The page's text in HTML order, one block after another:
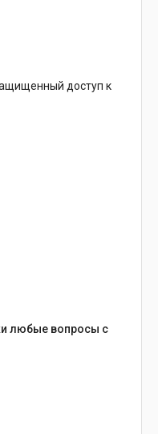
доступ к
любые вопросы с